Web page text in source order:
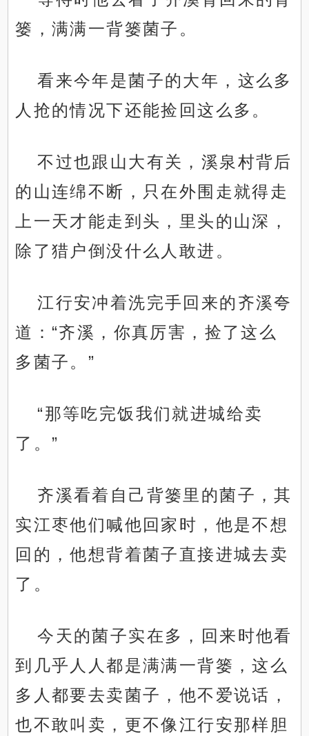
篓，满满一背篓菌子。
看来今年是菌子的大年，这么多
人抢的情况下还能捡回这么多。
不过也跟山大有关，溪泉村背后
的山连绵不断，只在外围走就得走
上一天才能走到头，里头的山深，
除了猎户倒没什么人敢进。
江行安冲着洗完手回来的齐溪夸
道：“齐溪，你真厉害，捡了这么
多菌子。”
“那等吃完饭我们就进城给卖
了。”
齐溪看着自己背篓里的菌子，其
实江枣他们喊他回家时，他是不想
回的，他想背着菌子直接进城去卖
了。
今天的菌子实在多，回来时他看
到几乎人人都是满满一背篓，这么
多人都要去卖菌子，他不爱说话，
也不敢叫卖，更不像江行安那样胆